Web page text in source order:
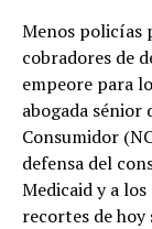
Menos policías
cobradores de
empeore para
abogada sénior
Consumidor
defensa del
Medicaid y a
recortes de hoy